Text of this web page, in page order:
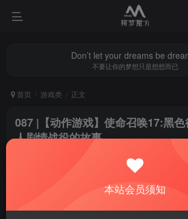
Don’t let your dreams be
不要让你的梦想只是想想而已
首页 游戏类 正文
087 |【动作游戏】使命召唤17:黑
人剧情战役的故事
本站会员须知